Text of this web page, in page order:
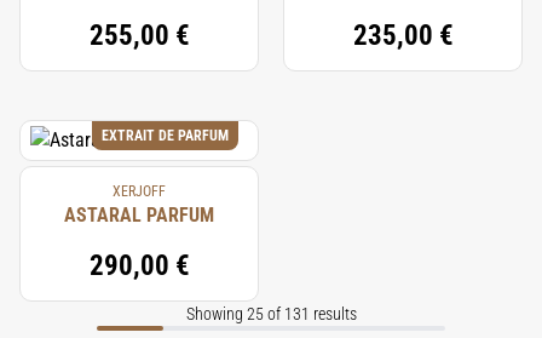
255,00 € 235,00 €
EXTRAIT DE PARFUM
XERJOFF
ASTARAL PARFUM
290,00 €
Showing 25 of 131 results